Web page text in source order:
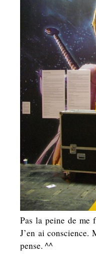
Pas la peine de me
J’en ai
pense. ^^